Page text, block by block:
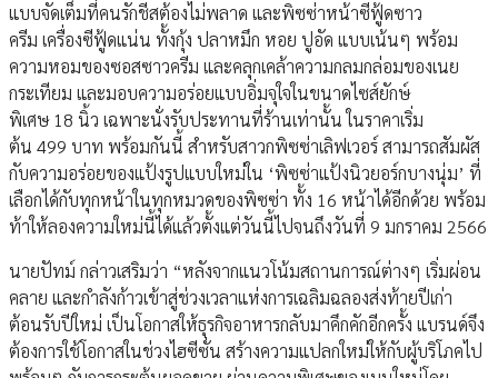
แบบจัดเต็มที่คนรักชีสต้องไม่พลาด และพิซซ่าหน้าซีฟู้ดซาว
ครีม เครื่องซีฟู้ดแน่น ทั้งกุ้ง ปลาหมึก หอย ปูอัด แบบเน้นๆ พร้อม
ความหอมของซอสซาวครีม และคลุกเคล้าความกลมกล่อมของเนย
กระเทียม และมอบความอร่อยแบบอิ่มจุใจในขนาดไซส์ยักษ์
พิเศษ 18 นิ้ว เฉพาะนั่งรับประทานที่ร้านเท่านั้น ในราคาเริ่ม
ต้น 499 บาท พร้อมกันนี้ สำหรับสาวกพิซซ่าเลิฟเวอร์ สามารถสัมผัส
กับความอร่อยของแป้งรูปแบบใหม่ใน ‘พิซซ่าแป้งนิวยอร์กบางนุ่ม’ ที่
เลือกได้กับทุกหน้าในทุกหมวดของพิซซ่า ทั้ง 16 หน้าได้อีกด้วย พร้อม
ท้าให้ลองความใหม่นี้ได้แล้วตั้งแต่วันนี้ไปจนถึงวันที่ 9 มกราคม 2566
นายปัทม์ กล่าวเสริมว่า “หลังจากแนวโน้มสถานการณ์ต่างๆ เริ่มผ่อน
คลาย และกำลังก้าวเข้าสู่ช่วงเวลาแห่งการเฉลิมฉลองส่งท้ายปีเก่า
ต้อนรับปีใหม่ เป็นโอกาสให้ธุรกิจอาหารกลับมาคึกคักอีกครั้ง แบรนด์จึง
ต้องการใช้โอกาสในช่วงไฮซีซั่น สร้างความแปลกใหม่ให้กับผู้บริโภคไป